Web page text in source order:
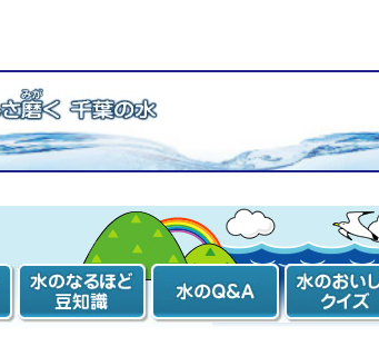
水のなるほど豆
知識
水のQ&A
水のおいし
イズ